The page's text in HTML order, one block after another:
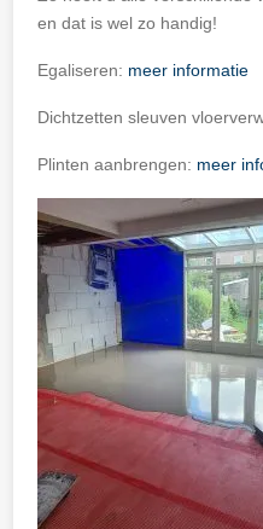
en dat is wel zo handig!
Egaliseren: meer informatie
Dichtzetten sleuven
Plinten aanbrengen: meer